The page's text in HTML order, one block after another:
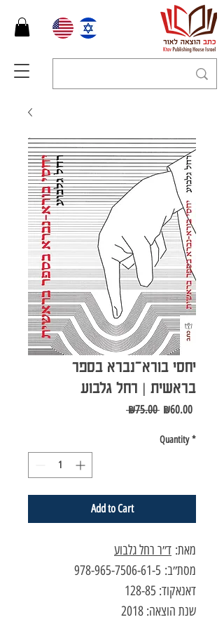
יחסי בורא־נברא בספר
בראשית | רחל גלבוע
₪75.00 Regular
₪60.00Sale
Quantity *
Add to Cart
מאת: ד״ר רחל גלבוע
מסת״ב: 978-965-7506-61-5
דאנאקוד: 128-85
שנת הוצאה: 2018